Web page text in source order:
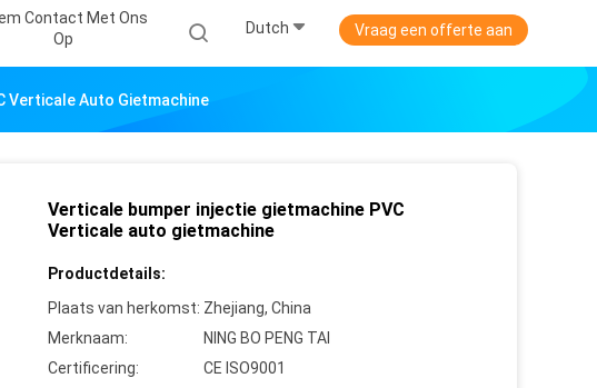
Contact Met Ons
Op
Dutch Vraag een offerte aan
Verticale Auto Gietmachine
Verticale bumper injectie gietmachine PVC
Verticale auto gietmachine
Productdetails:
Plaats van herkomst: Zhejiang, China
Merknaam:
NING BO PENG TAI
Certificering:
CE ISO9001